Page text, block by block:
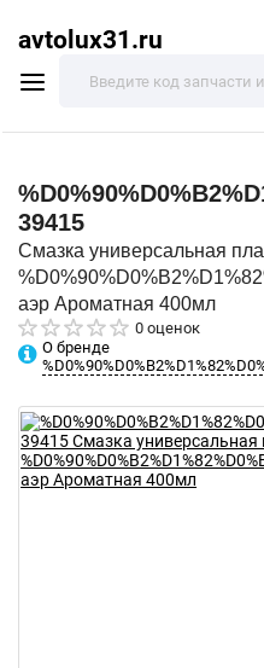
avtolux31.ru
39415
Смазка универсальная
аэр Ароматная 400мл
0 оценок
О бренде